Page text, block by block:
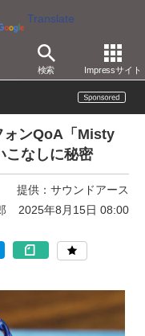
Translate
検索 Impressサイト
ォンQoA「Misty
こなしに秘密
提供：サウンドアース
2025年8月15日 08:00